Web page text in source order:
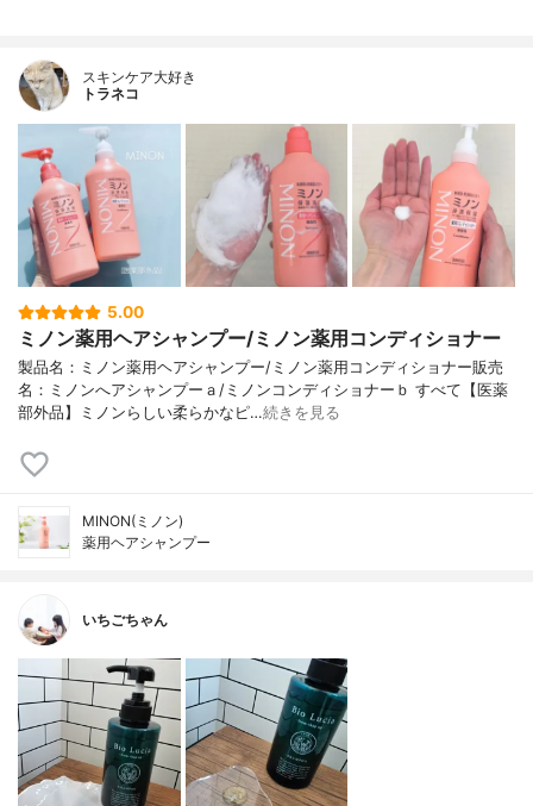
スキンケア大好き
トラネコ
5.00
ミノン薬用ヘアシャンプー/ミノン薬用コンディショナー
製品名：ミノン薬用ヘアシャンプー/ミノン薬用コンディショナー販売
名：ミノンへアシャンプーａ/ミノンコンディショナーｂ すべて【医薬
部外品】ミノンらしい柔らかなピ…続きを見る
MINON(ミノン)
薬用ヘアシャンプー
いちごちゃん